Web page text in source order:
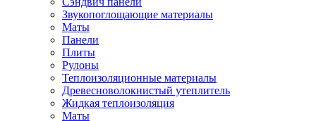
Звукопоглощающие материалы
Маты
Панели
Плиты
Рулоны
Теплоизоляционные материалы
Древесноволокнистый утеплитель
Жидкая теплоизоляция
Маты